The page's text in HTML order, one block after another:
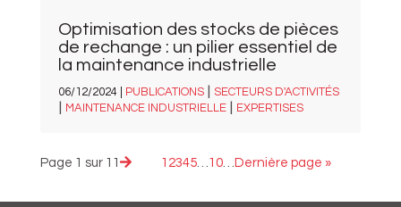
Optimisation des stocks de pièces
de rechange : un pilier essentiel de
la maintenance industrielle
06/12/2024 | PUBLICATIONS| SECTEURS D'ACTIVITÉS
| MAINTENANCE INDUSTRIELLE| EXPERTISES
Page 1 sur 11 1 2345…10… Dernière page »